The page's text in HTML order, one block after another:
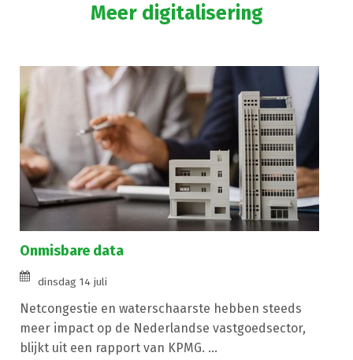
Meer digitalisering
Onmisbare data
dinsdag 14 juli
Netcongestie en waterschaarste hebben steeds
meer impact op de Nederlandse vastgoedsector,
blijkt uit een rapport van KPMG. ...